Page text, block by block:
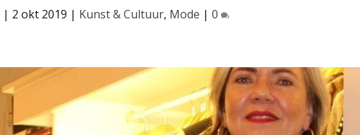
| 2 okt 2019 | Kunst & Cultuur, Mode |0